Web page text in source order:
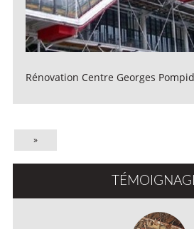
Rénovation Centre Georges
»